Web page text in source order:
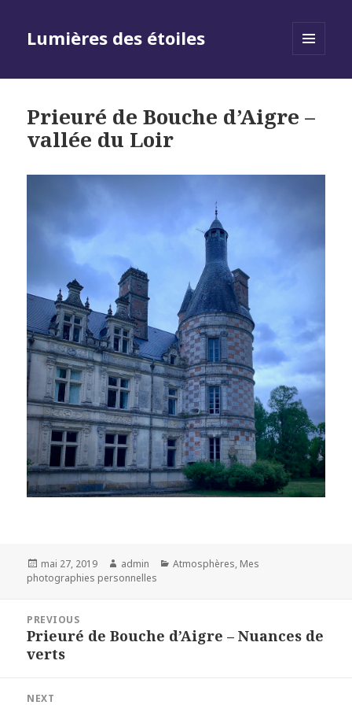
Lumières des étoiles
Prieuré de Bouche d’Aigre –
vallée du Loir
Posted
on
mai 27, 2019 Author
admin Categories
Atmosphères, Mes
photographies personnelles
l’article
PREVIOUS
Previous
post:
Prieuré de Bouche d’Aigre – Nuances de
verts
NEXT